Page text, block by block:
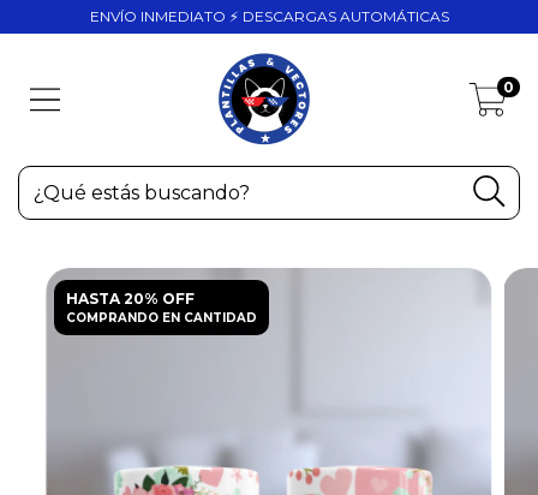
ENVÍO INMEDIATO ⚡ DESCARGAS AUTOMÁTICAS
0
HASTA 20% OFF
COMPRANDO EN CANTIDAD